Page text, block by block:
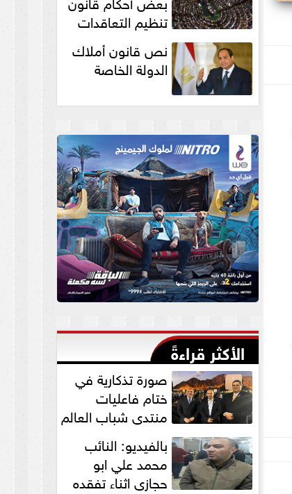
تنظيم التعاقدات
نص قانون أملاك
الدولة الخاصة
الأكثر قراءةً
صورة تذكارية في
ختام فاعليات
منتدي شباب العالم
”التمامي... بالفيديو: النائب
محمد علي ابو
حجازي اثناء تفقده